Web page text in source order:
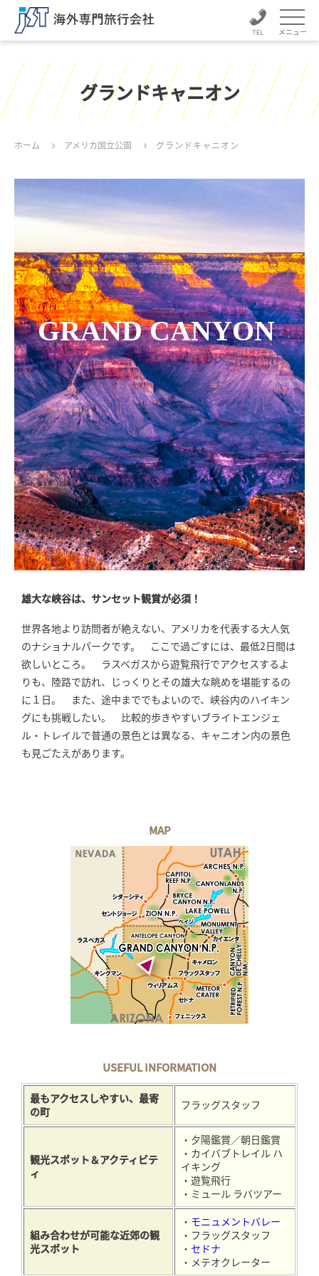
メニュー
グランドキャニオン
ホーム アメリカ国立公園 グランドキャニオン
GRAND CANYON
雄大な峡谷は、サンセット観賞が必須！
世界各地より訪問者が絶えない、アメリカを代表する大人気
のナショナルパークです。 ここで過ごすには、最低2日間は
欲しいところ。 ラスベガスから遊覧飛行でアクセスするよ
りも、陸路で訪れ、じっくりとその雄大な眺めを堪能するの
に１日。 また、途中まででもよいので、峡谷内のハイキン
グにも挑戦したい。 比較的歩きやすいブライトエンジェ
ル・トレイルで普通の景色とは異なる、キャニオン内の景色
も見ごたえがあります。
MAP
USEFUL INFORMATION
最もアクセスしやすい、最寄
の町
フラッグスタッフ
観光スポット＆アクティビテ
ィ
・夕陽鑑賞／朝日鑑賞
・カイバブトレイル ハ
イキング
・遊覧飛行
・ミュール ラバツアー
組み合わせが可能な近郊の観
光スポット
・ モニュメントバレー
・フラッグスタッフ
・ セドナ
・メテオクレーター